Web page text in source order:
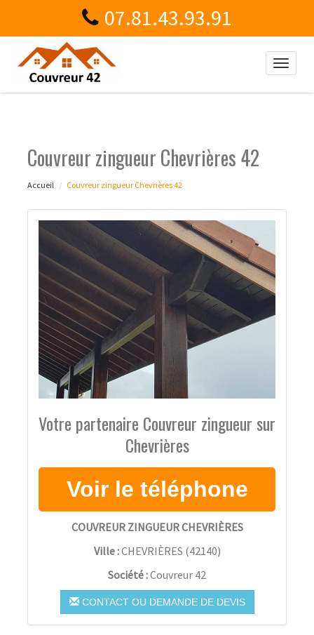
07.81.43.93.91
Toggle
Couvreur zingueur Chevrières 42
Accueil Couvreur zingueur Chevrières 42
Votre partenaire Couvreur zingueur sur
Chevrières
COUVREUR ZINGUEUR CHEVRIÈRES
Ville :CHEVRIÈRES (42140)
Société :Couvreur 42
CONTACT OU DEMANDE DE DEVIS